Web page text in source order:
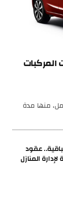
المركبات
منها مدة
عقود
المنازل